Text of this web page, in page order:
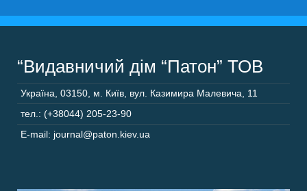
“Видавничий дім “Патон” ТОВ
Україна 03150 м. Київ, вул. Казимира Малевича, 11
тел.: (+38044) 205-23-90
E-mail: journal@paton.kiev.ua